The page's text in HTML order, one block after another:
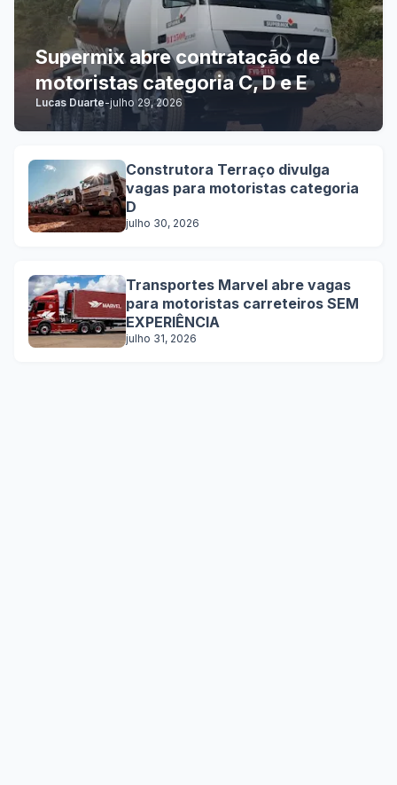
Supermix abre contratação de
motoristas categoria C, D e E
Lucas Duarte-julho 29, 2026
Construtora Terraço divulga
vagas para motoristas categoria
D
julho 30, 2026
Transportes Marvel abre vagas
para motoristas carreteiros SEM
EXPERIÊNCIA
julho 31, 2026